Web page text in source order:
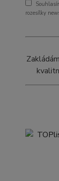
rozesílky